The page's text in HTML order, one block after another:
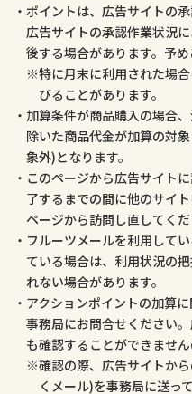
ポイントは、広告サイトの
広告サイトの承認作業状況
後する場合があります。予め
特に月末に利用された場
びることがあります。
加算条件が商品購入の場合
除いた商品代金が加算の対
象外)となります。
このページから広告サイト
了するまでの間に他のサイ
ページから訪問し直してくだ
フルーツメールを利用して
ている場合は、利用状況の
れない場合があります。
アクションポイントの加算
事務局にお問合せください
も確認することができません
確認の際、広告サイトか
くメール)を事務局に送っ